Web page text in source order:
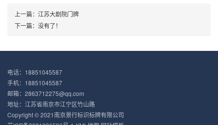
上一篇： 江苏大剧院门牌
下一篇：没有了！
电话：18851045587
手机：18851045587
邮箱：2863712275@qq.com
地址：江苏省南京市江宁区竹山路
Copyright © 2021南京景行标识标牌有限公司